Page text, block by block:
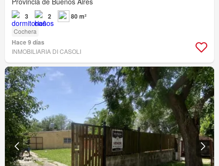
3 2 80 m²
Cochera
Hace 9 días
INMOBILIARIA DI CASOLI